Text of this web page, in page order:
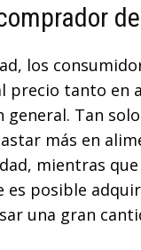
los
precio tanto en
general. Tan
más en
mientras que
es posible
una gran